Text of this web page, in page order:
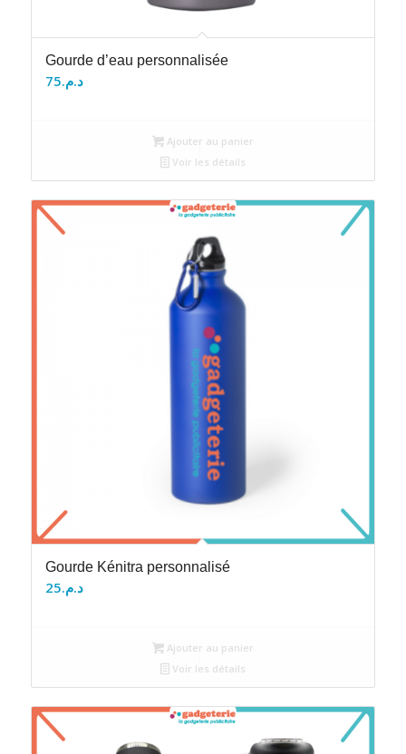
Gourde d’eau personnalisée
د.م.75
Ajouter au panier
Voir les détails
Gourde Kénitra personnalisé
د.م.25
Ajouter au panier
Voir les détails